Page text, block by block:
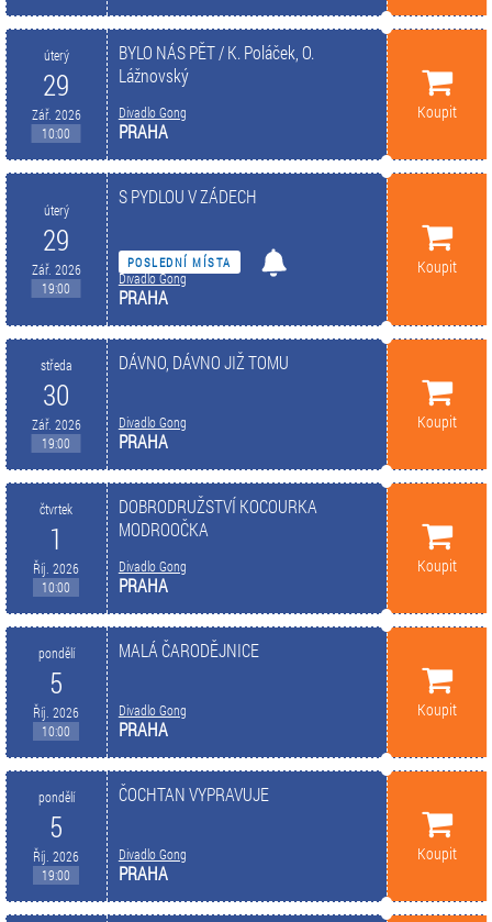
úterý
29
Zář. 2026
10:00
BYLO NÁS PĚT / K. Poláček, O.
Lážnovský
Divadlo Gong
PRAHA
Koupit
úterý
29
Zář. 2026
19:00
S PYDLOU V ZÁDECH
POSLEDNÍ MÍSTA
Divadlo Gong
PRAHA
Koupit
středa
30
Zář. 2026
19:00
DÁVNO, DÁVNO JIŽ TOMU
Divadlo Gong
PRAHA
Koupit
čtvrtek
1
Říj. 2026
10:00
DOBRODRUŽSTVÍ KOCOURKA
MODROOČKA
Divadlo Gong
PRAHA
Koupit
pondělí
5
Říj. 2026
10:00
MALÁ ČARODĚJNICE
Divadlo Gong
PRAHA
Koupit
pondělí
5
Říj. 2026
19:00
ČOCHTAN VYPRAVUJE
Divadlo Gong
PRAHA
Koupit